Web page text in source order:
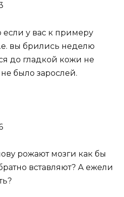
у вас к примеру
вы брились неделю
до гладкой кожи не
не было зарослей.
рожают мозги как бы
вставляют? А ежели